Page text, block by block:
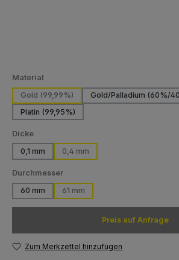
Material
Gold (99,99%)
Gold/Palladium (60%/
(Diese
Platin (99,95%)
(Diese Option ist zurzeit nicht
Dickeauswählen
0,1 mm
0,4 mm
Durchmesserauswählen
60 mm
(Diese Option ist zurzeit nicht verfügbar.)
61 mm
Preis auf Anfrage
Zum Merkzettel hinzufügen